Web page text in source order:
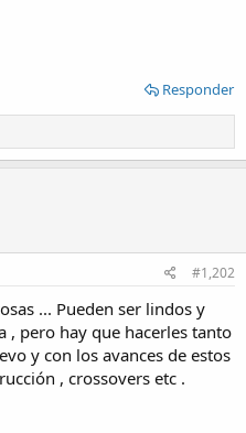
Responder
#1,202
... Pueden ser lindos y
, pero hay que hacerles tanto
y con los avances de estos
, crossovers etc .